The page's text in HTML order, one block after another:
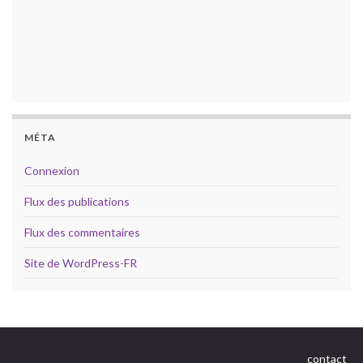
MÉTA
Connexion
Flux des publications
Flux des commentaires
Site de WordPress-FR
contact